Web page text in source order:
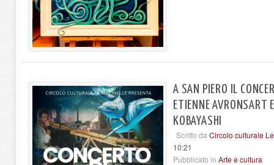
A SAN PIERO IL
ETIENNE AVRONSART
KOBAYASHI
Scritto da Circolo culturale
10:21
Pubblicato in Arte e cultura